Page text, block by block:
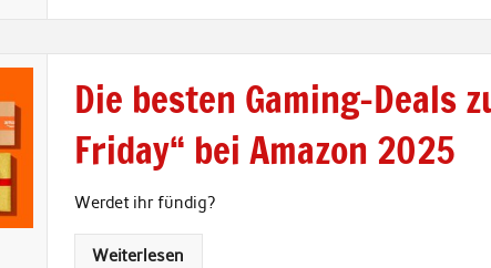
Die besten Gaming-Deals
Friday“ bei Amazon 2025
Werdet ihr fündig?
Weiterlesen